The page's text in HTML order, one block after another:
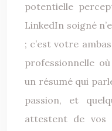
potentielle
LinkedIn soigné
; c’est votre
professionnelle
un résumé qui
passion, et
attestent de vos